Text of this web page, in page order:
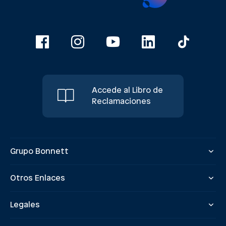
Accede al Libro de
Reclamaciones
Grupo Bonnett
Otros Enlaces
Legales